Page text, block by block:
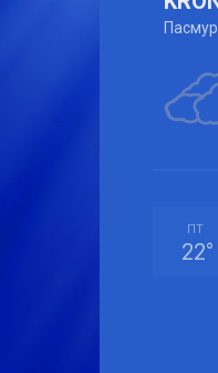
ПТ
22°